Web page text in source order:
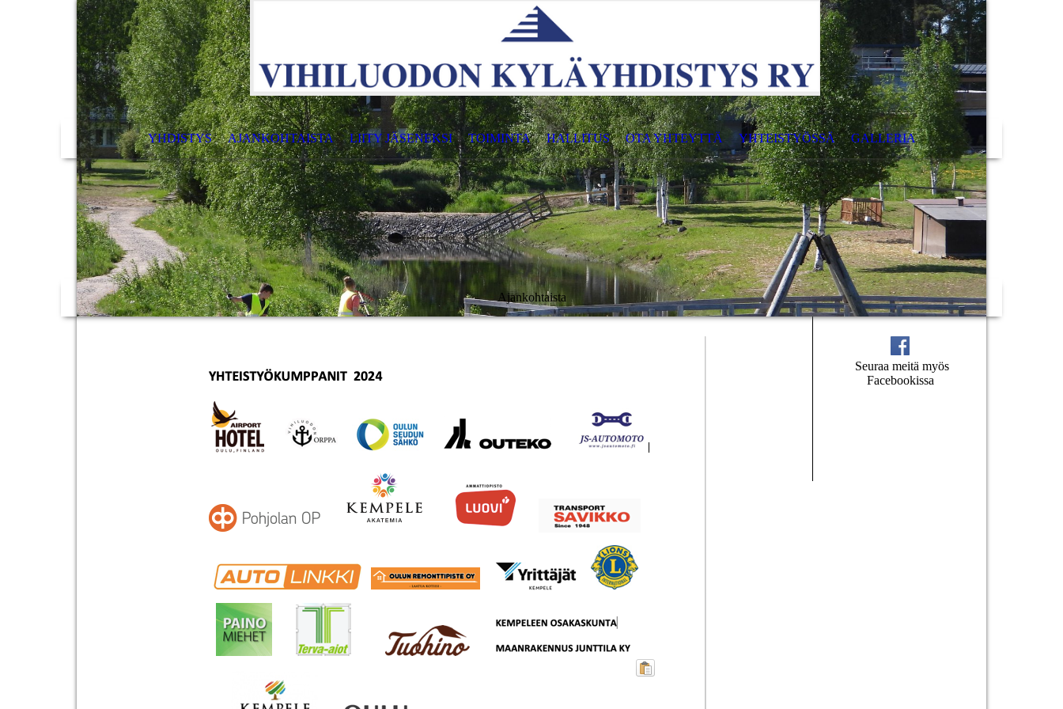
YHDISTYS AJANKOHTAISTA LIITY JÄSENEKSI TOIMINTA HALLITUS OTA YHTEYTTÄ YHTEISTYÖSSÄ GALLERIA
Ajankohtaista
Seuraa meitä myös
Facebookissa